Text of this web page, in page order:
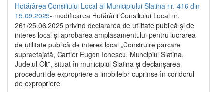
Hotărârea Consiliului Local al Municipiului Slatina nr. 416 din
15.09.2025- modificarea Hotărârii Consiliului Local nr.
261/25.06.2025 privind declararea de utilitate publică și de
interes local și aprobarea amplasamentului pentru lucrarea
de utilitate publică de interes local „Construire parcare
supraetajată, Cartier Eugen Ionescu, Muncipiul Slatina,
Județul Olt”, situat în municipiul Slatina și declanșarea
procedurii de expropriere a imobilelor cuprinse în coridorul
de expropriere